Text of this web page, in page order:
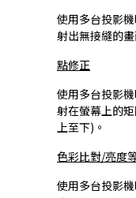
使用多台投影
射出無接縫的畫
點修正
使用多台投影
射在螢幕上的
上至下)。
色彩比對/亮度
使用多台投影